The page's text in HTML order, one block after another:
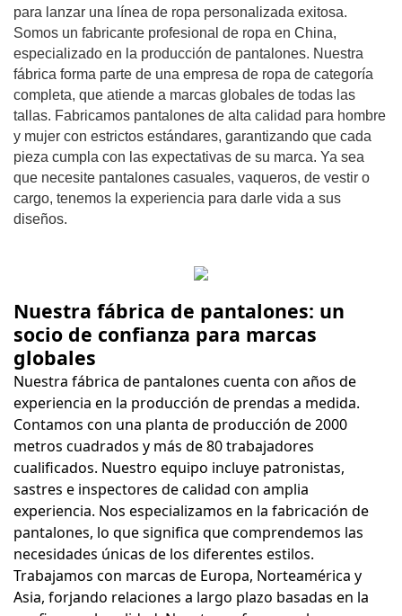
para lanzar una línea de ropa personalizada exitosa.
Somos un fabricante profesional de ropa en China,
especializado en la producción de pantalones. Nuestra
fábrica forma parte de una empresa de ropa de categoría
completa, que atiende a marcas globales de todas las
tallas. Fabricamos pantalones de alta calidad para hombre
y mujer con estrictos estándares, garantizando que cada
pieza cumpla con las expectativas de su marca. Ya sea
que necesite pantalones casuales, vaqueros, de vestir o
cargo, tenemos la experiencia para darle vida a sus
diseños.
Nuestra fábrica de pantalones: un
socio de confianza para marcas
globales
Nuestra fábrica de pantalones cuenta con años de
experiencia en la producción de prendas a medida.
Contamos con una planta de producción de 2000
metros cuadrados y más de 80 trabajadores
cualificados. Nuestro equipo incluye patronistas,
sastres e inspectores de calidad con amplia
experiencia. Nos especializamos en la fabricación de
pantalones, lo que significa que comprendemos las
necesidades únicas de los diferentes estilos.
Trabajamos con marcas de Europa, Norteamérica y
Asia, forjando relaciones a largo plazo basadas en la